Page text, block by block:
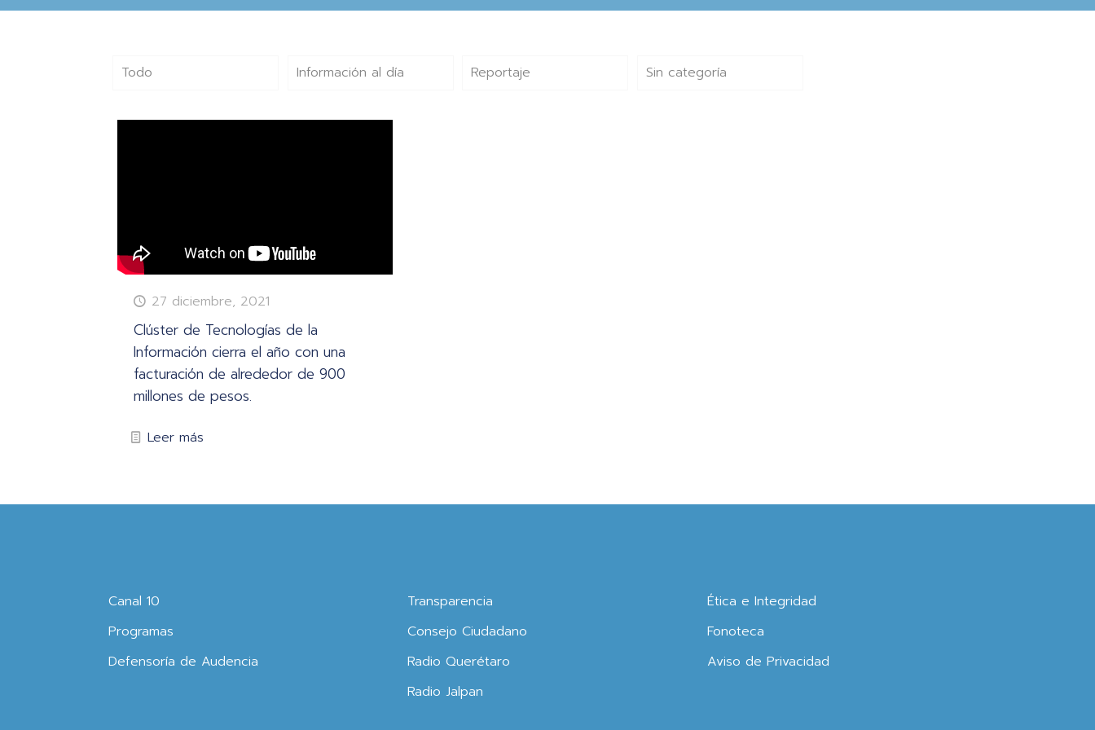
Todo Información al día Reportaje Sin categoría
27 diciembre, 2021
Clúster de Tecnologías de la
Información cierra el año con una
facturación de alrededor de 900
millones de pesos.
Leer más
Canal 10
Programas
Defensoría de Audencia
Transparencia
Consejo Ciudadano
Radio Querétaro
Radio Jalpan
Ética e Integridad
Fonoteca
Aviso de Privacidad